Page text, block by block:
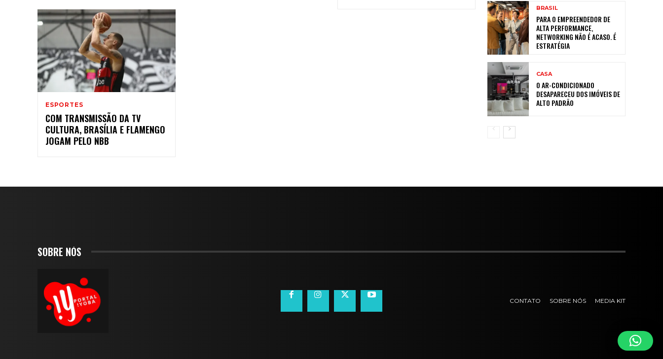
ESPORTES
COM TRANSMISSÃO DA TV
CULTURA, BRASÍLIA E FLAMENGO
JOGAM PELO NBB
BRASIL
PARA O EMPREENDEDOR DE
ALTA PERFORMANCE,
NETWORKING NÃO É ACASO. É
ESTRATÉGIA
CASA
O AR-CONDICIONADO
DESAPARECEU DOS IMÓVEIS DE
ALTO PADRÃO
SOBRE NÓS
CONTATO SOBRE NÓS MEDIA KIT